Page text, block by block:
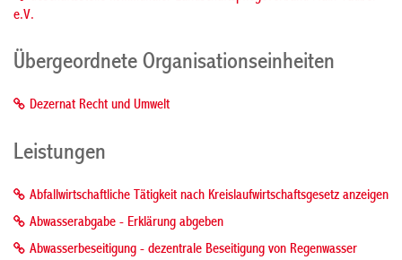
e.V.
Übergeordnete Organisationseinheiten
Dezernat Recht und Umwelt
Leistungen
Abfallwirtschaftliche Tätigkeit nach Kreislaufwirtschaftsgesetz anzeigen
Abwasserabgabe - Erklärung abgeben
Abwasserbeseitigung - dezentrale Beseitigung von Regenwasser